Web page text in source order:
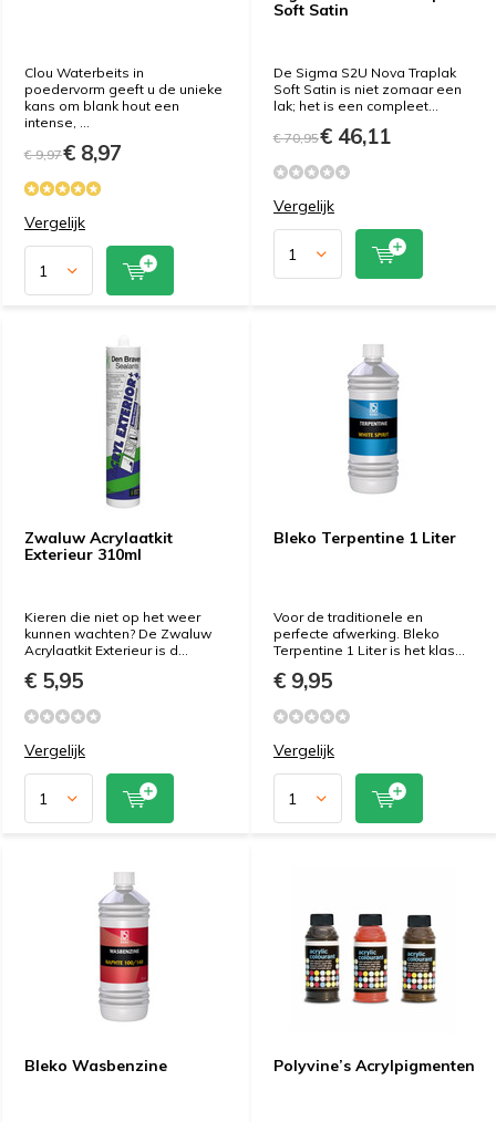
Clou Waterbeits in
poedervorm geeft u de unieke
kans om blank hout een
intense, ...
€ 9,97€ 8,97
Vergelijk
Soft Satin
De Sigma S2U Nova Traplak
Soft Satin is niet zomaar een
lak; het is een compleet...
€ 70,95€ 46,11
Vergelijk
Zwaluw Acrylaatkit
Exterieur 310ml
Kieren die niet op het weer
kunnen wachten? De Zwaluw
Acrylaatkit Exterieur is d...
€ 5,95
Vergelijk
Bleko Terpentine 1 Liter
Voor de traditionele en
perfecte afwerking. Bleko
Terpentine 1 Liter is het klas...
€ 9,95
Vergelijk
Bleko Wasbenzine Polyvine’s Acrylpigmenten